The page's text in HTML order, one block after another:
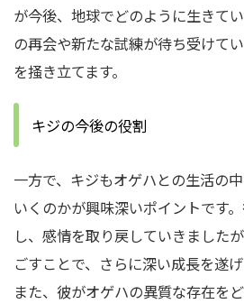
が今後、地球でどのように生きて
の再会や新たな試練が待ち受けて
を掻き立てます。
キジの今後の役割
一方で、キジもオゲハとの生活の
いくのかが興味深いポイントです
し、感情を取り戻していきました
ごすことで、さらに深い成長を遂
また、彼がオゲハの異質な存在を